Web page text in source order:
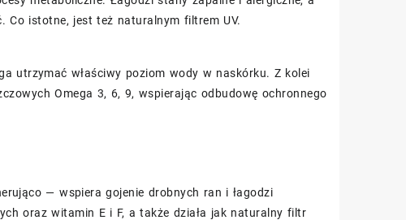
Co istotne, jest też naturalnym filtrem UV.
utrzymać właściwy poziom wody w naskórku. Z kolei
Omega 3, 6, 9, wspierając odbudowę ochronnego
— wspiera gojenie drobnych ran i łagodzi
oraz witamin E i F, a także działa jak naturalny filtr